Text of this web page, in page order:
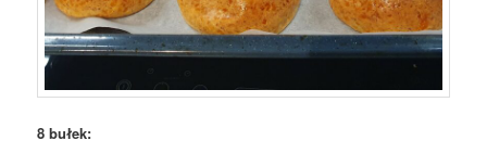
8 bułek: